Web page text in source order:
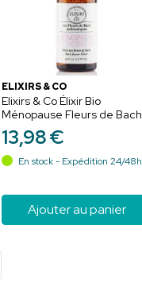
ELIXIRS & CO
Elixirs & Co Élixir Bio
Ménopause Fleurs de Bach
20ml – Équilibre et féminité
13,98€
En stock - Expédition 24/48h
Ajouter au panier